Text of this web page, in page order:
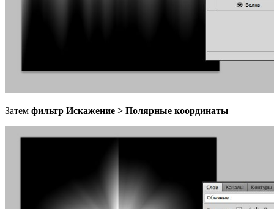
Затем фильтр Искажение > Полярные координаты